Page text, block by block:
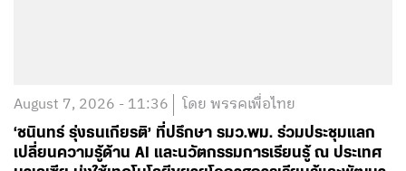
August 7, 2026 - 11:36 โดย พรรคเพื่อไทย
‘ชนินทร์ รุ่งธนเกียรติ’ ที่ปรึกษา รมว.พม. ร่วมประชุมแลก
เปลี่ยนความรู้ด้าน AI และนวัตกรรมการเรียนรู้ ณ ประเทศ